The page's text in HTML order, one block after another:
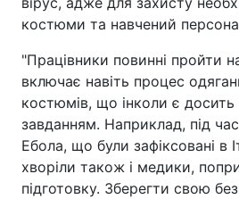
костюми та навчений
"Працівники повинні пройти
включає навіть процес
костюмів, що інколи є
завданням. Наприклад, під
Ебола, що були зафіксовані в
хворіли також і медики,
підготовку. Зберегти свою